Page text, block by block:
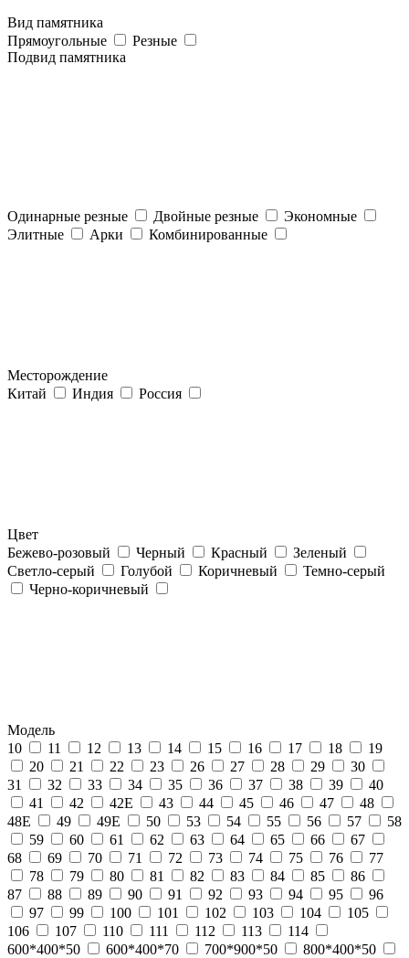
Вид памятника
Прямоугольные
Резные
Подвид памятника
Одинарные резные Двойные резные
Экономные
Элитные
Арки Комбинированные
Месторождение
Китай
Индия Россия
Цвет
Бежево-розовый
Черный Красный
Зеленый
Светло-серый
Голубой Коричневый
Темно-серый
Черно-коричневый
Модель
10
11 12 13 14 15 16 17 18
19
20
21 22 23 26 27 28 29
30
31
32 33 34 35 36 37 38 39
40
41
42 42Е 43 44 45 46 47
48
48Е
49 49Е 50 53 54 55 56 57
58
59
60 61 62 63 64 65 66
67
68
69 70 71 72 73 74 75 76
77
78
79 80 81 82 83 84 85
86
87
88 89 90 91 92 93 94 95
96
97
99 100 101 102 103 104
105
106
107 110 111 112 113
114
600*400*50
600*400*70 700*900*50
800*400*50